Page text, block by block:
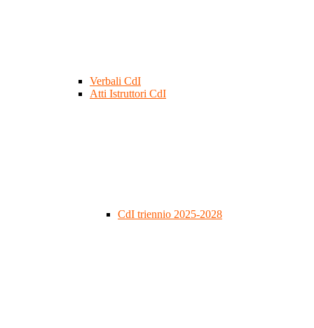
Verbali CdI
Atti Istruttori CdI
CdI triennio 2025-2028